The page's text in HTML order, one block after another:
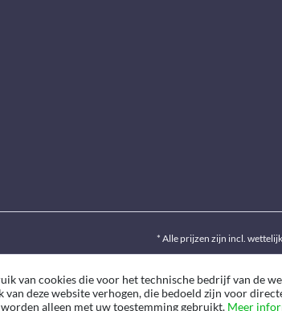
* Alle prijzen zijn incl.
van cookies die voor het technische bedrijf van de
van deze website verhogen, die bedoeld zijn voor
alleen met uw toestemming gebruikt. Meer